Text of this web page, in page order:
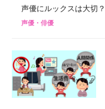
声優にルックスは大切？
声優・俳優